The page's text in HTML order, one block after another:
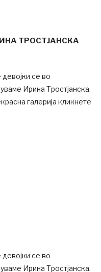
ТРОСТЈАНСКА
се во
Ирина Тростјанска.
галерија кликнете
се во
Ирина Тростјанска.